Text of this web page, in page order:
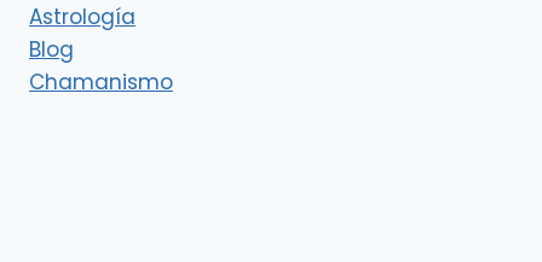
Astrología
Blog
Chamanismo